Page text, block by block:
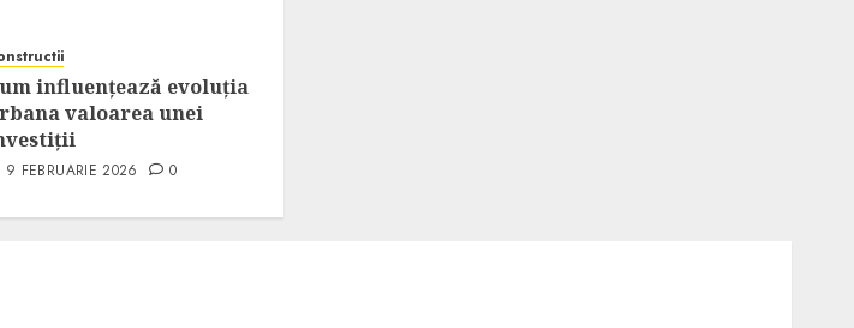
influențează evoluția
valoarea unei
9 FEBRUARIE 2026 0